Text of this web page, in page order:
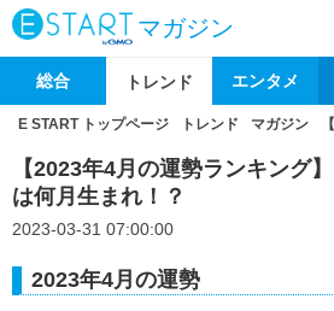
マガジン
総合 トレンド エンタメ
E START トップページ トレンド マガジン
【2023年4月の運勢ランキング
は何月生まれ！？
2023-03-31 07:00:00
2023年4月の運勢